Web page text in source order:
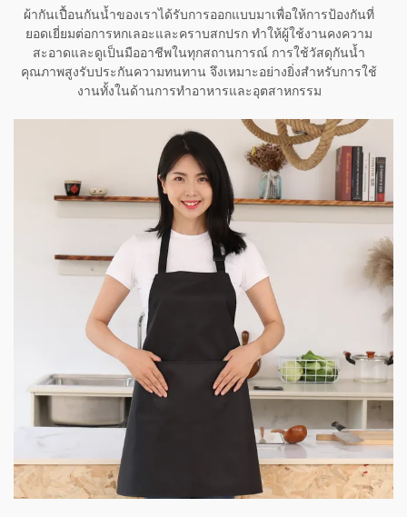
ผ้ากันเปื้อนกันน้ำของเราได้รับการออกแบบมาเพื่อให้การป้องกันที่
ยอดเยี่ยมต่อการหกเลอะและคราบสกปรก ทำให้ผู้ใช้งานคงความ
สะอาดและดูเป็นมืออาชีพในทุกสถานการณ์ การใช้วัสดุกันน้ำ
คุณภาพสูงรับประกันความทนทาน จึงเหมาะอย่างยิ่งสำหรับการใช้
งานทั้งในด้านการทำอาหารและอุตสาหกรรม